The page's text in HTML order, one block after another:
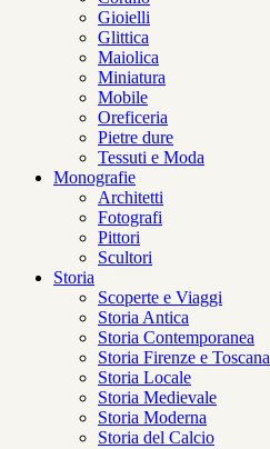
Gioielli
Glittica
Maiolica
Miniatura
Mobile
Oreficeria
Pietre dure
Tessuti e Moda
Monografie
Architetti
Fotografi
Pittori
Scultori
Storia
Scoperte e Viaggi
Storia Antica
Storia Contemporanea
Storia Firenze e Toscana
Storia Locale
Storia Medievale
Storia Moderna
Storia del Calcio